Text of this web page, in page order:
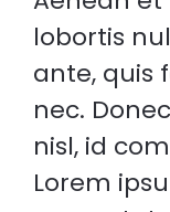
lobortis
ante, quis
nec.
nisl, id
Lorem